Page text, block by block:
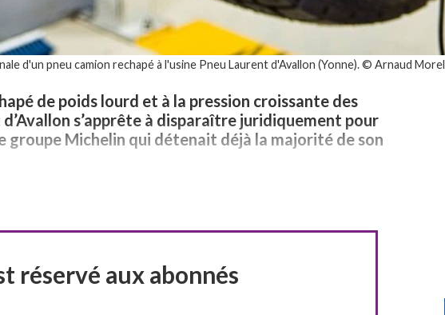
d'un pneu camion rechapé à l'usine Pneu Laurent d'Avallon (Yonne). © Arnaud Morel
de poids lourd et à la pression croissante des
s’apprête à disparaître juridiquement pour
Michelin qui détenait déjà la majorité de son
réservé aux abonnés